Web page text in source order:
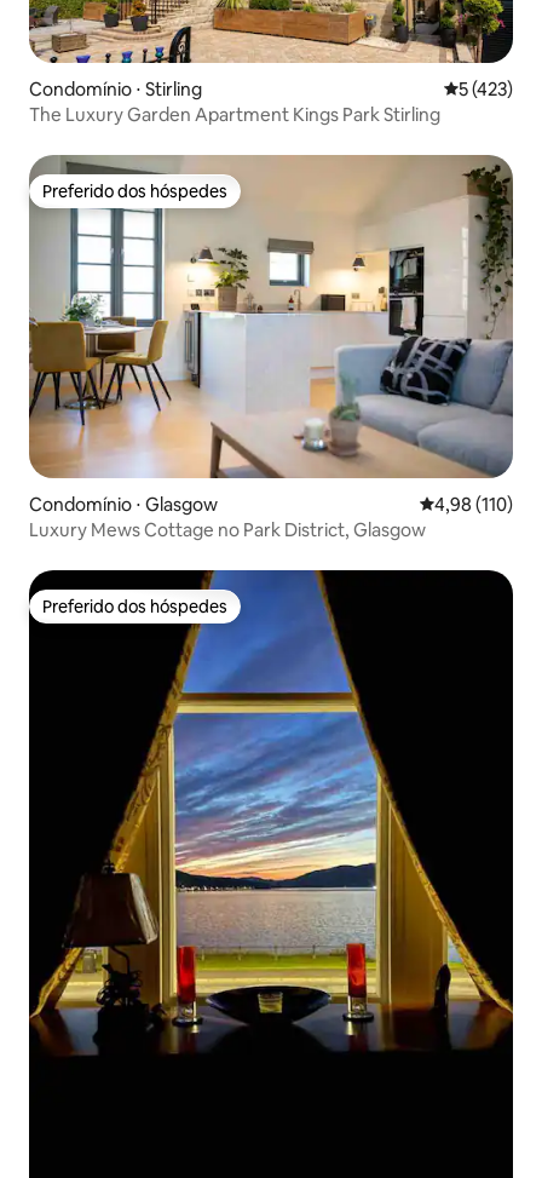
Condomínio ⋅ Stirling 5 de uma
5 (423)
The Luxury Garden Apartment Kings Park Stirling
Preferido dos hóspedes
Preferido dos hóspedes
Condomínio ⋅ Glasgow 4,98 de uma
4,98 (110)
Luxury Mews Cottage no Park District, Glasgow
Preferido dos hóspedes
Preferido dos hóspedes